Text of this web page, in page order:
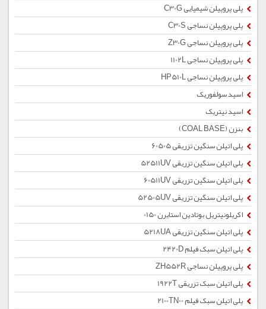
پلی پروپیلن شیمیایی C30G
پلی پروپیلن نساجی C30S
پلی پروپیلن نساجی Z30G
پلی پروپیلن نساجی 1102L
پلی پروپیلن نساجی HP510L
اسید سولفوریک
اسید نیتریک
بنزن (COAL BASE)
پلی اتیلن سنگین تزریقی 60505
پلی اتیلن سنگین تزریقی 52511UV
پلی اتیلن سنگین تزریقی 60511UV
پلی اتیلن سنگین تزریقی 52505UV
اکریلونیتریل بوتادین استایرن 0150
پلی اتیلن سنگین تزریقی 5218UA
پلی اتیلن سبک فیلم 2420D
پلی پروپیلن نساجی ZH552R
پلی اتیلن سبک تزریقی 1922T
پلی اتیلن سبک فیلم 2100TN00